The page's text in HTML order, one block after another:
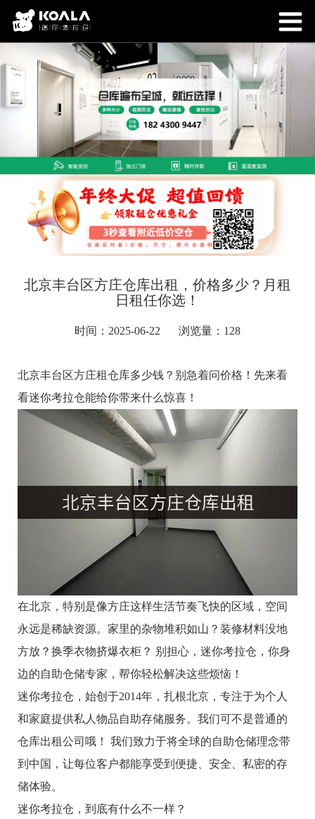
北京丰台区方庄仓库出租，价格多少？月租
日租任你选！
时间：2025-06-22 浏览量：128
北京丰台区方庄租仓库多少钱？别急着问价格！先来看
看迷你考拉仓能给你带来什么惊喜！
在北京，特别是像方庄这样生活节奏飞快的区域，空间
永远是稀缺资源。家里的杂物堆积如山？装修材料没地
方放？换季衣物挤爆衣柜？ 别担心，迷你考拉仓，你身
边的自助仓储专家，帮你轻松解决这些烦恼！
迷你考拉仓，始创于2014年，扎根北京，专注于为个人
和家庭提供私人物品自助存储服务。我们可不是普通的
仓库出租公司哦！ 我们致力于将全球的自助仓储理念带
到中国，让每位客户都能享受到便捷、安全、私密的存
储体验。
迷你考拉仓，到底有什么不一样？